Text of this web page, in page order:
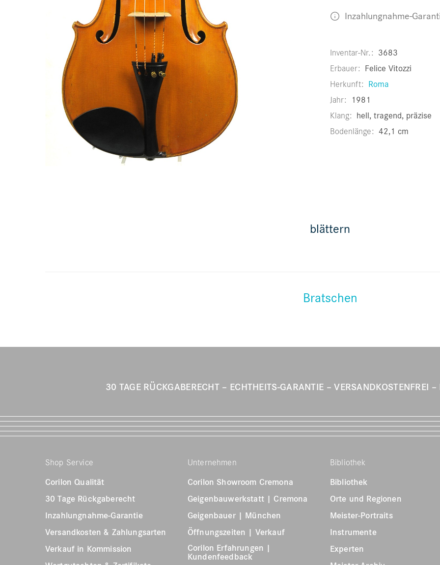
Inzahlungnahme-
Inventar-Nr. 3683
Erbauer Felice Vitozzi
Herkunft Roma
Jahr
1981
Klang hell, tragend, präzise
Bodenlänge 42,1 cm
blättern
Bratschen
30 TAGE RÜCKGABERECHT ECHTHEITS-GARANTIE VERSANDKOSTENFREI
Shop Service
Corilon Qualität
30 Tage Rückgaberecht
Inzahlungnahme-Garantie
Versandkosten & Zahlungsarten
Verkauf in Kommission
Unternehmen
Corilon Showroom Cremona
Geigenbauwerkstatt | Cremona
Geigenbauer | München
Öffnungszeiten | Verkauf
Corilon Erfahrungen |
Kundenfeedback
Bibliothek
Bibliothek
Orte und Regionen
Meister-Portraits
Instrumente
Experten